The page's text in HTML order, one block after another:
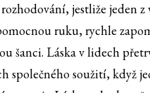
jestliže jeden z
ruku, rychle
šanci. Láska v lidech
společného soužití, když